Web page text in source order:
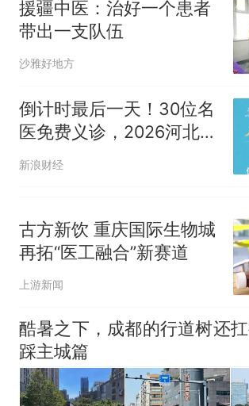
惊艳！字都飘起来
间创作“悬浮字” 网
制裁瓜子饺子
援疆中医：治好一个患者
带出一支队伍
沙雅好地方
倒计时最后一天！30位名
医免费义诊，2026河北省
中医药文化市集明日开
市！
新浪财经
古方新饮 重庆国际生物城
再拓“医工融合”新赛道
上游新闻
酷暑之下，成都的行道树还
踩主城篇